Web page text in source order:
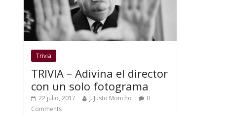
Trivia
TRIVIA – Adivina el director
con un solo fotograma
22 julio, 2017 J. Justo Moncho
0
Comments